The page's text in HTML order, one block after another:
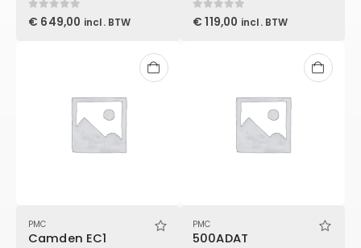
0out of 5
€ 649,00 incl. BTW 0out of 5
€ 119,00 incl. BTW
PMC
Camden EC1
PMC
500ADAT